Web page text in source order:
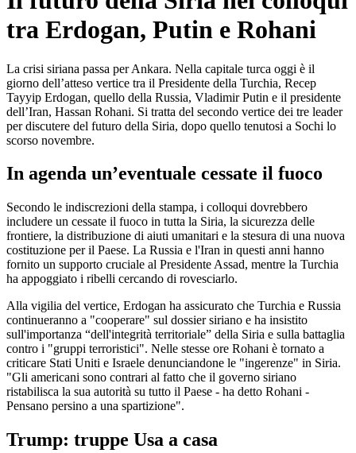
tra Erdogan, Putin e Rohani
La crisi siriana passa per Ankara. Nella capitale turca oggi è il
giorno dell’atteso vertice tra il Presidente della Turchia, Recep
Tayyip Erdogan, quello della Russia, Vladimir Putin e il presidente
dell’Iran, Hassan Rohani. Si tratta del secondo vertice dei tre leader
per discutere del futuro della Siria, dopo quello tenutosi a Sochi lo
scorso novembre.
In agenda un’eventuale cessate il fuoco
Secondo le indiscrezioni della stampa, i colloqui dovrebbero
includere un cessate il fuoco in tutta la Siria, la sicurezza delle
frontiere, la distribuzione di aiuti umanitari e la stesura di una nuova
costituzione per il Paese. La Russia e l'Iran in questi anni hanno
fornito un supporto cruciale al Presidente Assad, mentre la Turchia
ha appoggiato i ribelli cercando di rovesciarlo.
Alla vigilia del vertice, Erdogan ha assicurato che Turchia e Russia
continueranno a "cooperare" sul dossier siriano e ha insistito
sull'importanza “dell'integrità territoriale” della Siria e sulla battaglia
contro i "gruppi terroristici". Nelle stesse ore Rohani è tornato a
criticare Stati Uniti e Israele denunciandone le "ingerenze" in Siria.
"Gli americani sono contrari al fatto che il governo siriano
ristabilisca la sua autorità su tutto il Paese - ha detto Rohani -
Pensano persino a una spartizione".
Trump: truppe Usa a casa